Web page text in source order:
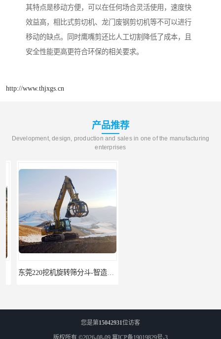
其特点是移动方便，可以在任何场合灵活使用，速度快
效益高，相比式剪切机、龙门废钢剪切机等不可以进行
移动的缺点。同时鹰嘴剪还比人工切割降低了成本，且
安全性能更高更符合环保的相关要求。
http://www.thjxgs.cn
产品推荐
Development, design, production and sales in one of the manufacturing
enterprises
东莞220挖机旋转筛分斗-智造大观报价-旋转筛沙斗筛沙机
您是第15042931位访客
版权所有 ©2026-08-09 冀ICP备19019829号-3